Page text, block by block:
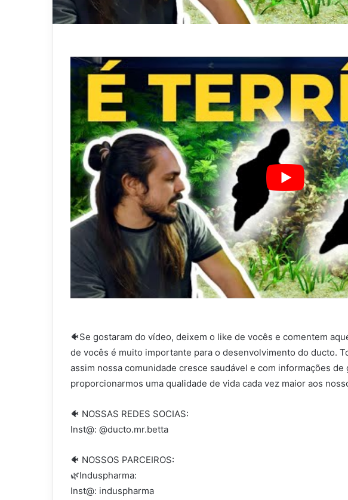
🐠Se gostaram do vídeo, deixem o like de vocês e comentem
de vocês é muito importante para o desenvolvimento do ducto.
assim nossa comunidade cresce saudável e com informações
proporcionarmos uma qualidade de vida cada vez maior aos
🐠 NOSSAS REDES SOCIAS:
Inst@: @ducto.mr.betta
🐠 NOSSOS PARCEIROS:
🌿Induspharma:
Inst@: induspharma